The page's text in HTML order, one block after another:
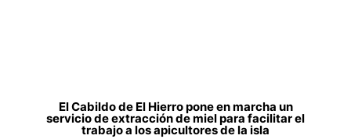
El Cabildo de El Hierro pone en marcha un
servicio de extracción de miel para facilitar el
trabajo a los apicultores de la isla